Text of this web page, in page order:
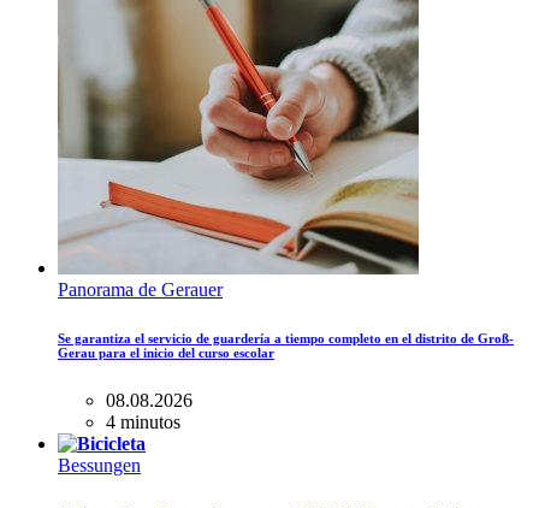
Panorama de Gerauer
Se garantiza el servicio de guardería a tiempo completo en el distrito de Groß-
Gerau para el inicio del curso escolar
08.08.2026
4 minutos
Bessungen